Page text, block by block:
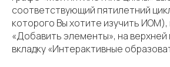
соответствующий пятилетний
которого Вы хотите изучить
«Добавить элементы», на
вкладку «Интерактивные